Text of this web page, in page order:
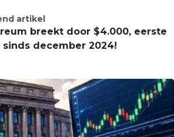
artikel
breekt door $4.000, eerste
sinds december 2024!